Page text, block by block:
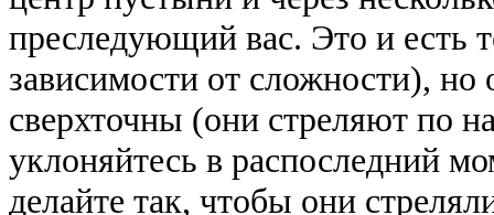
преследующий вас. Это и есть
зависимости от сложности),
сверхточны (они стреляют по
уклоняйтесь в распоследний
делайте так, чтобы они